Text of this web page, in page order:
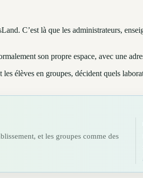
C’est là que les administrateurs,
son propre espace, avec une
élèves en groupes, décident quels
et les groupes comme des